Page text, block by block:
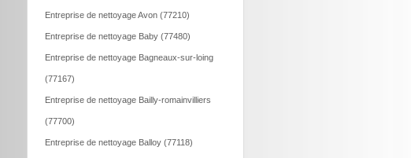
Entreprise de nettoyage Avon (77210)
Entreprise de nettoyage Baby (77480)
Entreprise de nettoyage Bagneaux-sur-loing
(77167)
Entreprise de nettoyage Bailly-romainvilliers
(77700)
Entreprise de nettoyage Balloy (77118)